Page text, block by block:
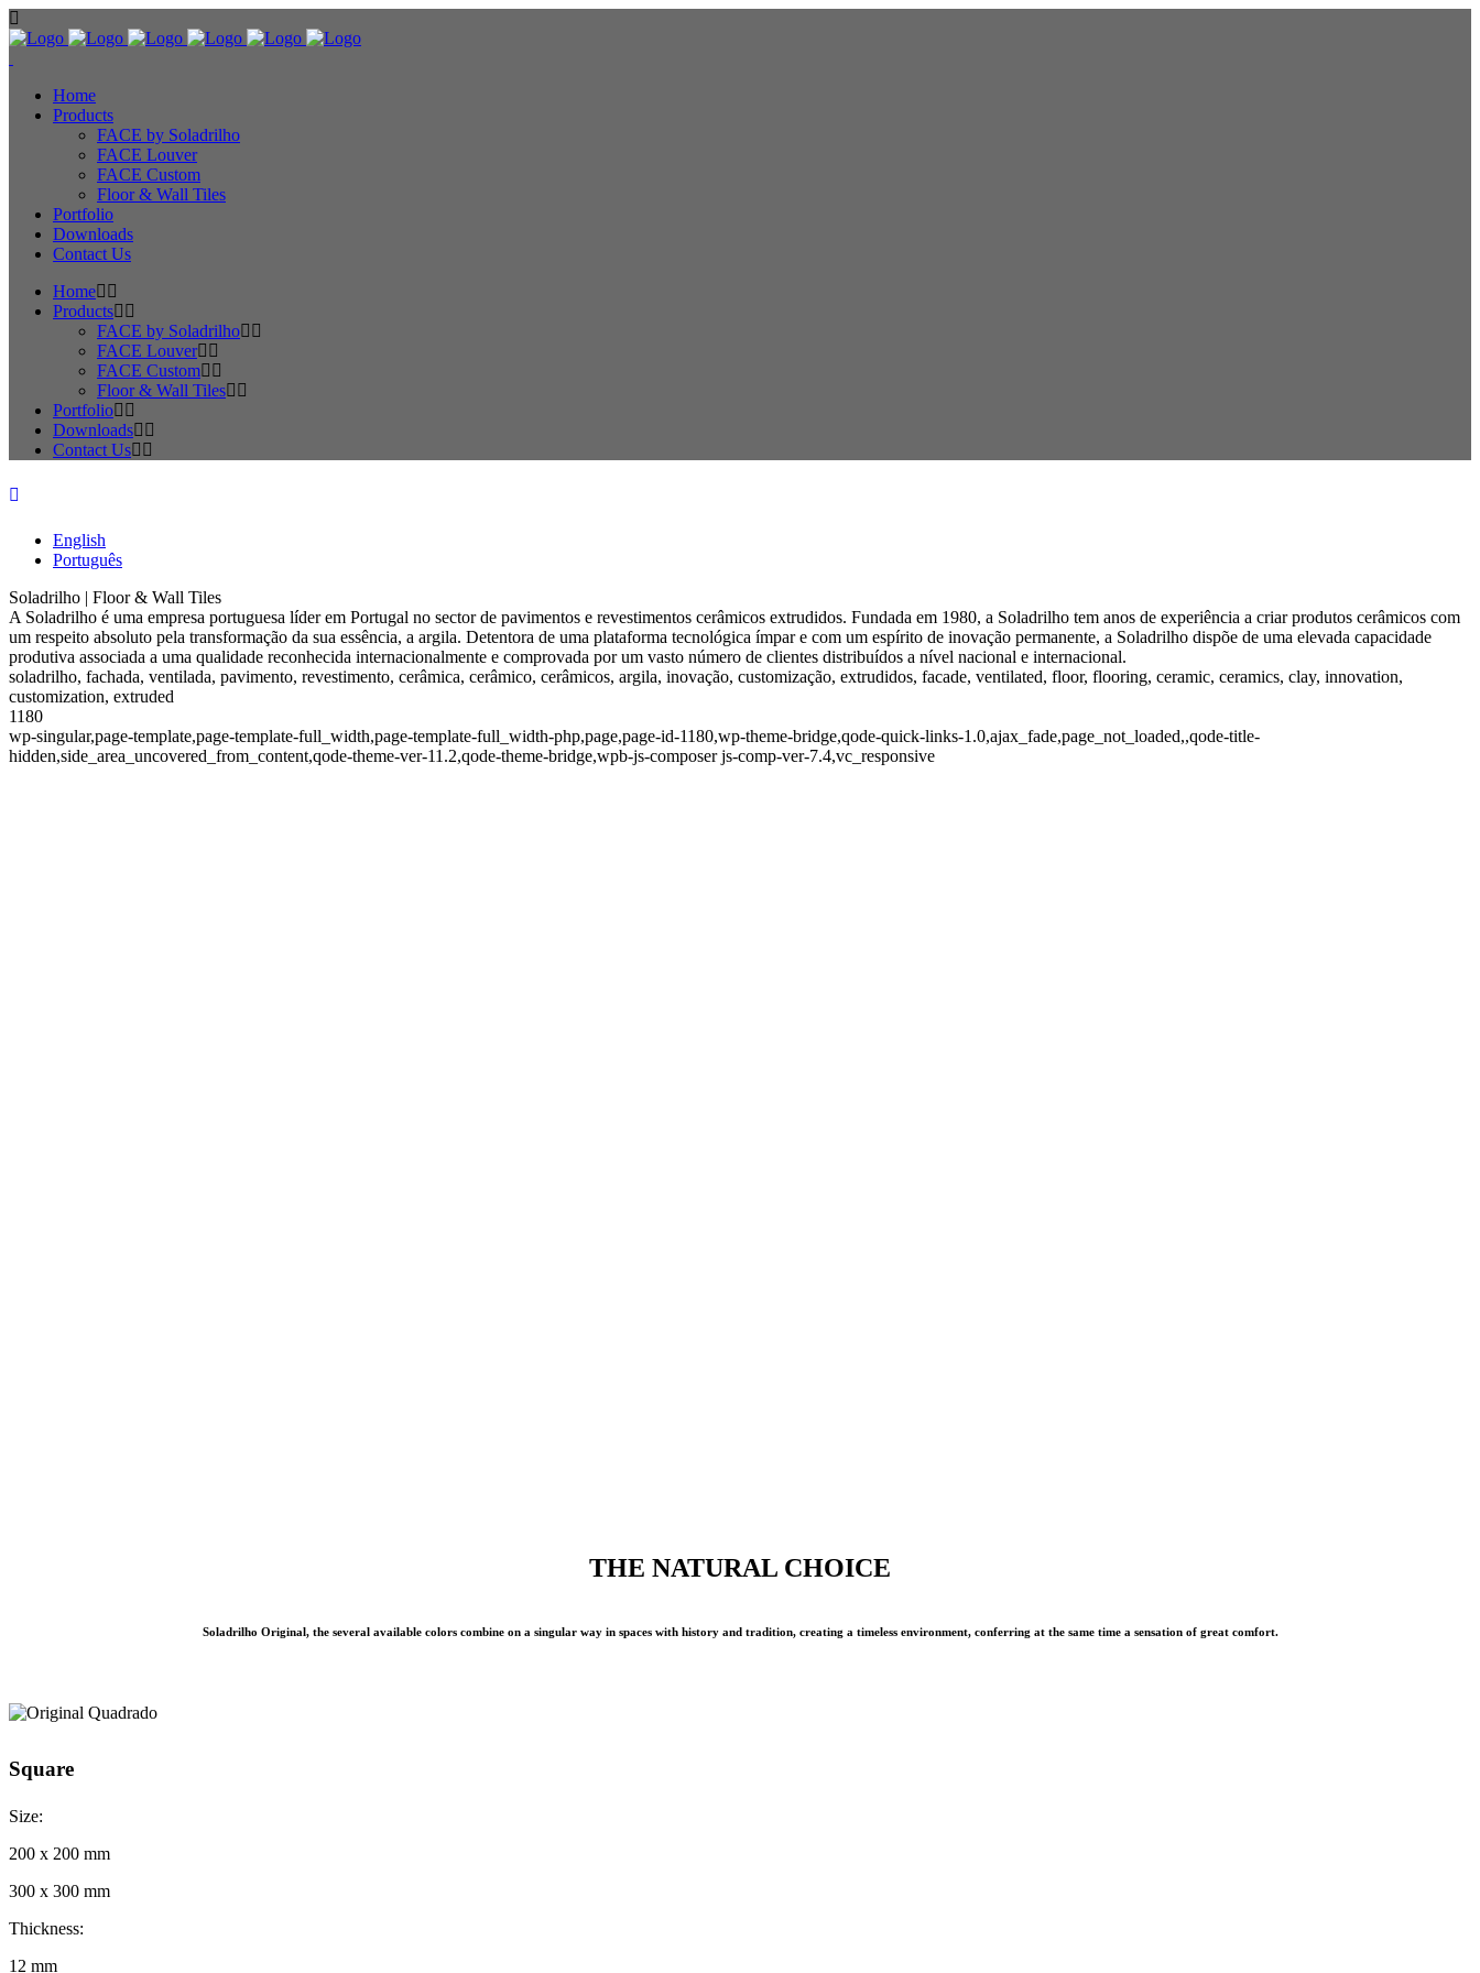
Home
Products
FACE by Soladrilho
FACE Louver
FACE Custom
Floor & Wall Tiles
Portfolio
Downloads
Contact Us
Home
Products
FACE by Soladrilho
FACE Louver
FACE Custom
Floor & Wall Tiles
Portfolio
Downloads
Contact Us
English
Português
Soladrilho | Floor & Wall Tiles
A Soladrilho é uma empresa portuguesa líder em Portugal no sector de pavimentos e revestimentos cerâmicos extrudidos. Fundada em 1980, a Soladrilho tem anos de experiência a criar produtos cerâmicos com
um respeito absoluto pela transformação da sua essência, a argila. Detentora de uma plataforma tecnológica ímpar e com um espírito de inovação permanente, a Soladrilho dispõe de uma elevada capacidade
produtiva associada a uma qualidade reconhecida internacionalmente e comprovada por um vasto número de clientes distribuídos a nível nacional e internacional.
soladrilho, fachada, ventilada, pavimento, revestimento, cerâmica, cerâmico, cerâmicos, argila, inovação, customização, extrudidos, facade, ventilated, floor, flooring, ceramic, ceramics, clay, innovation,
customization, extruded
1180
wp-singular,page-template,page-template-full_width,page-template-full_width-php,page,page-id-1180,wp-theme-bridge,qode-quick-links-1.0,ajax_fade,page_not_loaded,,qode-title-
hidden,side_area_uncovered_from_content,qode-theme-ver-11.2,qode-theme-bridge,wpb-js-composer js-comp-ver-7.4,vc_responsive
THE NATURAL CHOICE
Soladrilho Original, the several available colors combine on a singular way in spaces with history and tradition, creating a timeless environment, conferring at the same time a sensation of great comfort.
Square
Size:
200 x 200 mm
300 x 300 mm
Thickness:
12 mm